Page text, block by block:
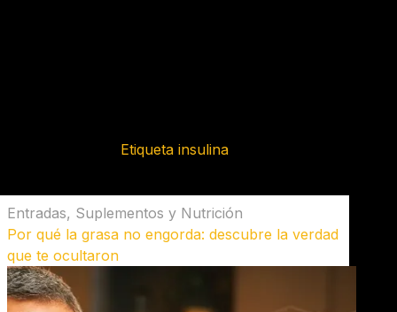
Etiqueta insulina
Entradas, Suplementos y Nutrición
Por qué la grasa no engorda: descubre la verdad
que te ocultaron